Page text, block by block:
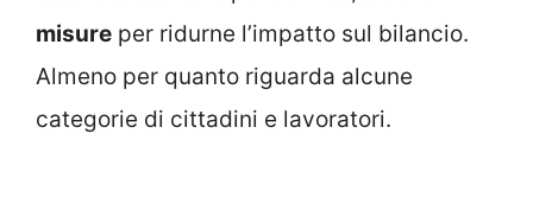
misure per ridurne l’impatto sul bilancio.
Almeno per quanto riguarda alcune
categorie di cittadini e lavoratori.